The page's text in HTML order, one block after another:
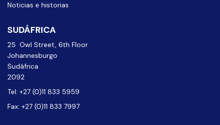
Noticias e historias
SUDÁFRICA
25 Owl Street, 6th Floor
Johannesburgo
Sudáfrica
2092
Tel: +27 (0)11 833 5959
Fax: +27 (0)11 833 7997